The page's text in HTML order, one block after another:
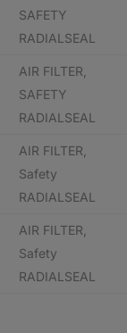
SAFETY
RADIALSEAL
AIR FILTER,
SAFETY
RADIALSEAL
AIR FILTER,
Safety
RADIALSEAL
AIR FILTER,
Safety
RADIALSEAL